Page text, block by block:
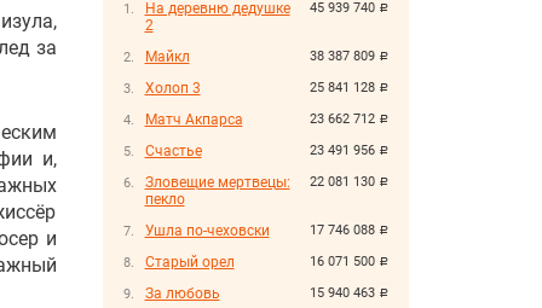
45 939 740 руб.
На деревню дедушке
2
38 387 809 руб.
Майкл
25 841 128 руб.
Холоп 3
23 662 712 руб.
Матч Акпарса
23 491 956 руб.
Счастье
22 081 130 руб.
Зловещие мертвецы:
пекло
17 746 088 руб.
Ушла по-чеховски
16 071 500 руб.
Старый орел
15 940 463 руб.
За любовь
за
и,
и